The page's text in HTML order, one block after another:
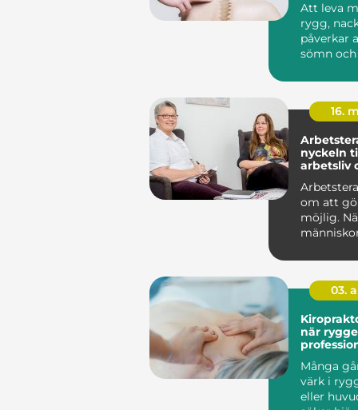
Att leva
rygg,
påverkar
sömn
16.
nyckeln
arbetsliv
om att
möjlig.
eller k...
03.
när
Många
värk i
eller